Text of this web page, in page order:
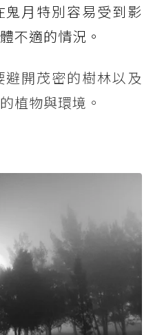
月特別容易受到影
不適的情況。
開茂密的樹林以及
植物與環境。